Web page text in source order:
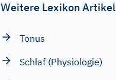
Weitere Lexikon Artikel
Tonus
Schlaf (Physiologie)